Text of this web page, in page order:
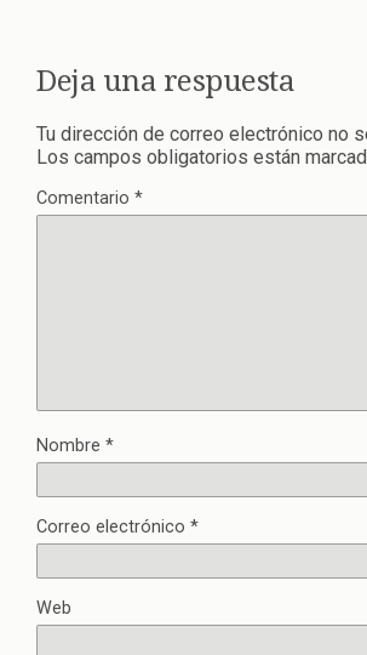
Deja una respuesta
Tu dirección de correo electrónico no
Los campos obligatorios están
Comentario *
Nombre *
Correo electrónico *
Web